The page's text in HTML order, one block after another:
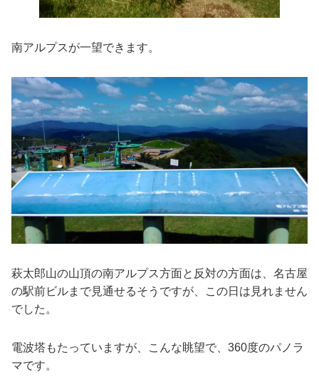
南アルプスが一望できます。
萩太郎山の山頂の南アルプス方面と反対の方面は、名古屋
の駅前ビルまで見通せるそうですが、この日は見れません
でした。
電波塔もたっていますが、こんな眺望で、360度のパノラ
マです。